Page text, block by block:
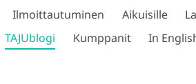
Ilmoittautuminen Aikuisille
TAJUblogi Kumppanit In